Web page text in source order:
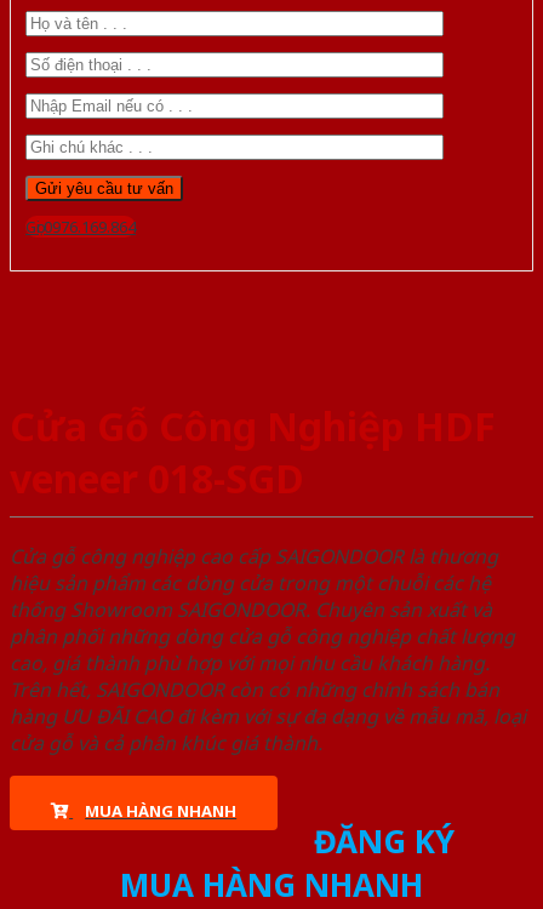
Gọi 0976.169.864
Cửa Gỗ Công Nghiệp HDF
veneer 018-SGD
Cửa gỗ công nghiệp cao cấp SAIGONDOOR là thương
hiệu sản phẩm các dòng cửa trong một chuỗi các hệ
thống Showroom SAIGONDOOR. Chuyên sản xuất và
phân phối những dòng cửa gỗ công nghiệp chất lượng
cao, giá thành phù hợp với mọi nhu cầu khách hàng.
Trên hết, SAIGONDOOR còn có những chính sách bán
hàng ƯU ĐÃI CAO đi kèm với sự đa dạng về mẫu mã, loại
cửa gỗ và cả phân khúc giá thành.
MUA HÀNG NHANH
ĐĂNG KÝ
MUA HÀNG NHANH